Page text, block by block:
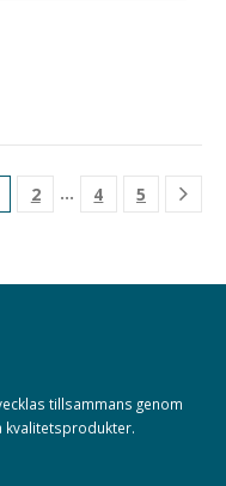
2 … 4 5
tillsammans genom
kvalitetsprodukter.